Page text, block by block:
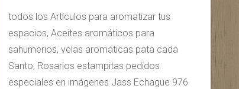
todos los Artículos para aromatizar tus
espacios, Aceites aromáticos para
sahumerios, velas aromáticas pata cada
Santo, Rosarios estampitas pedidos
especiales en imágenes Jass Echague 976